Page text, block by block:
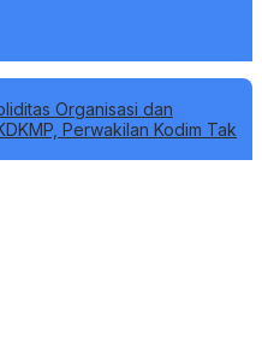
Organisasi dan
Perwakilan Kodim Tak